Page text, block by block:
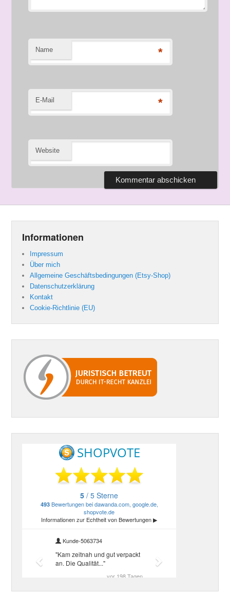
Name *
E-Mail *
Website
Informationen
Impressum
Über mich
Allgemeine Geschäftsbedingungen (Etsy-Shop)
Datenschutzerklärung
Kontakt
Cookie-Richtlinie (EU)